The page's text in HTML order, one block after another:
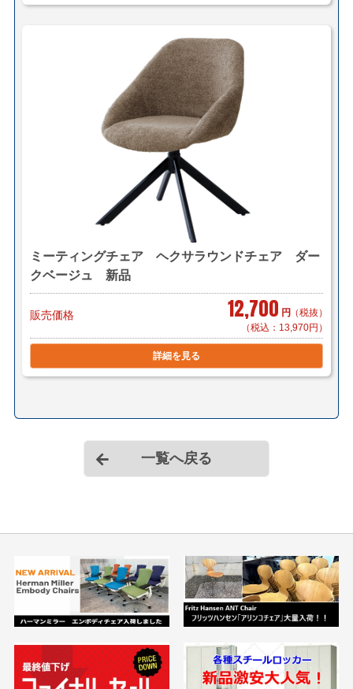
ミーティングチェア ヘクサラウンドチェア ダー
クベージュ 新品
販売価格 12,700 円 （税抜）
（税込：13,970円）
詳細を見る
一覧へ戻る